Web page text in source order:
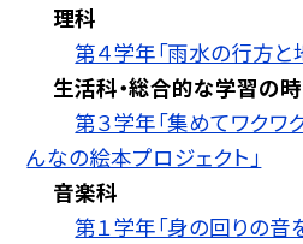
理科
第４学年「雨水の行方と
生活科・総合的な学習の
第３学年「集めてワクワ
んなの絵本プロジェクト」
音楽科
第１学年「身の回りの音